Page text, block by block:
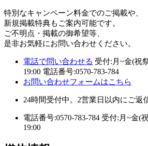
特別なキャンペーン料金でのご掲載や、
新規掲載特典もご案内可能です。
ご不明点・掲載の御希望等、
是非お気軽にお問い合わせください。
電話で問い合わせる 受付:月~金(祝
19:00 電話番号:0570-783-784
お問い合わせフォームはこちら
24時間受付中。2営業日以内にご返
電話番号:0570-783-784 受付:月~金(
19:00